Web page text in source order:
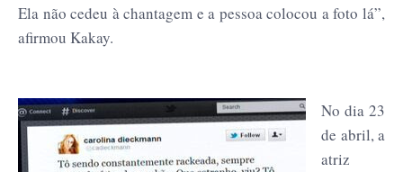
Ela não cedeu à chantagem e a pessoa colocou a foto lá”,
afirmou Kakay.
No dia 23
de abril, a
atriz